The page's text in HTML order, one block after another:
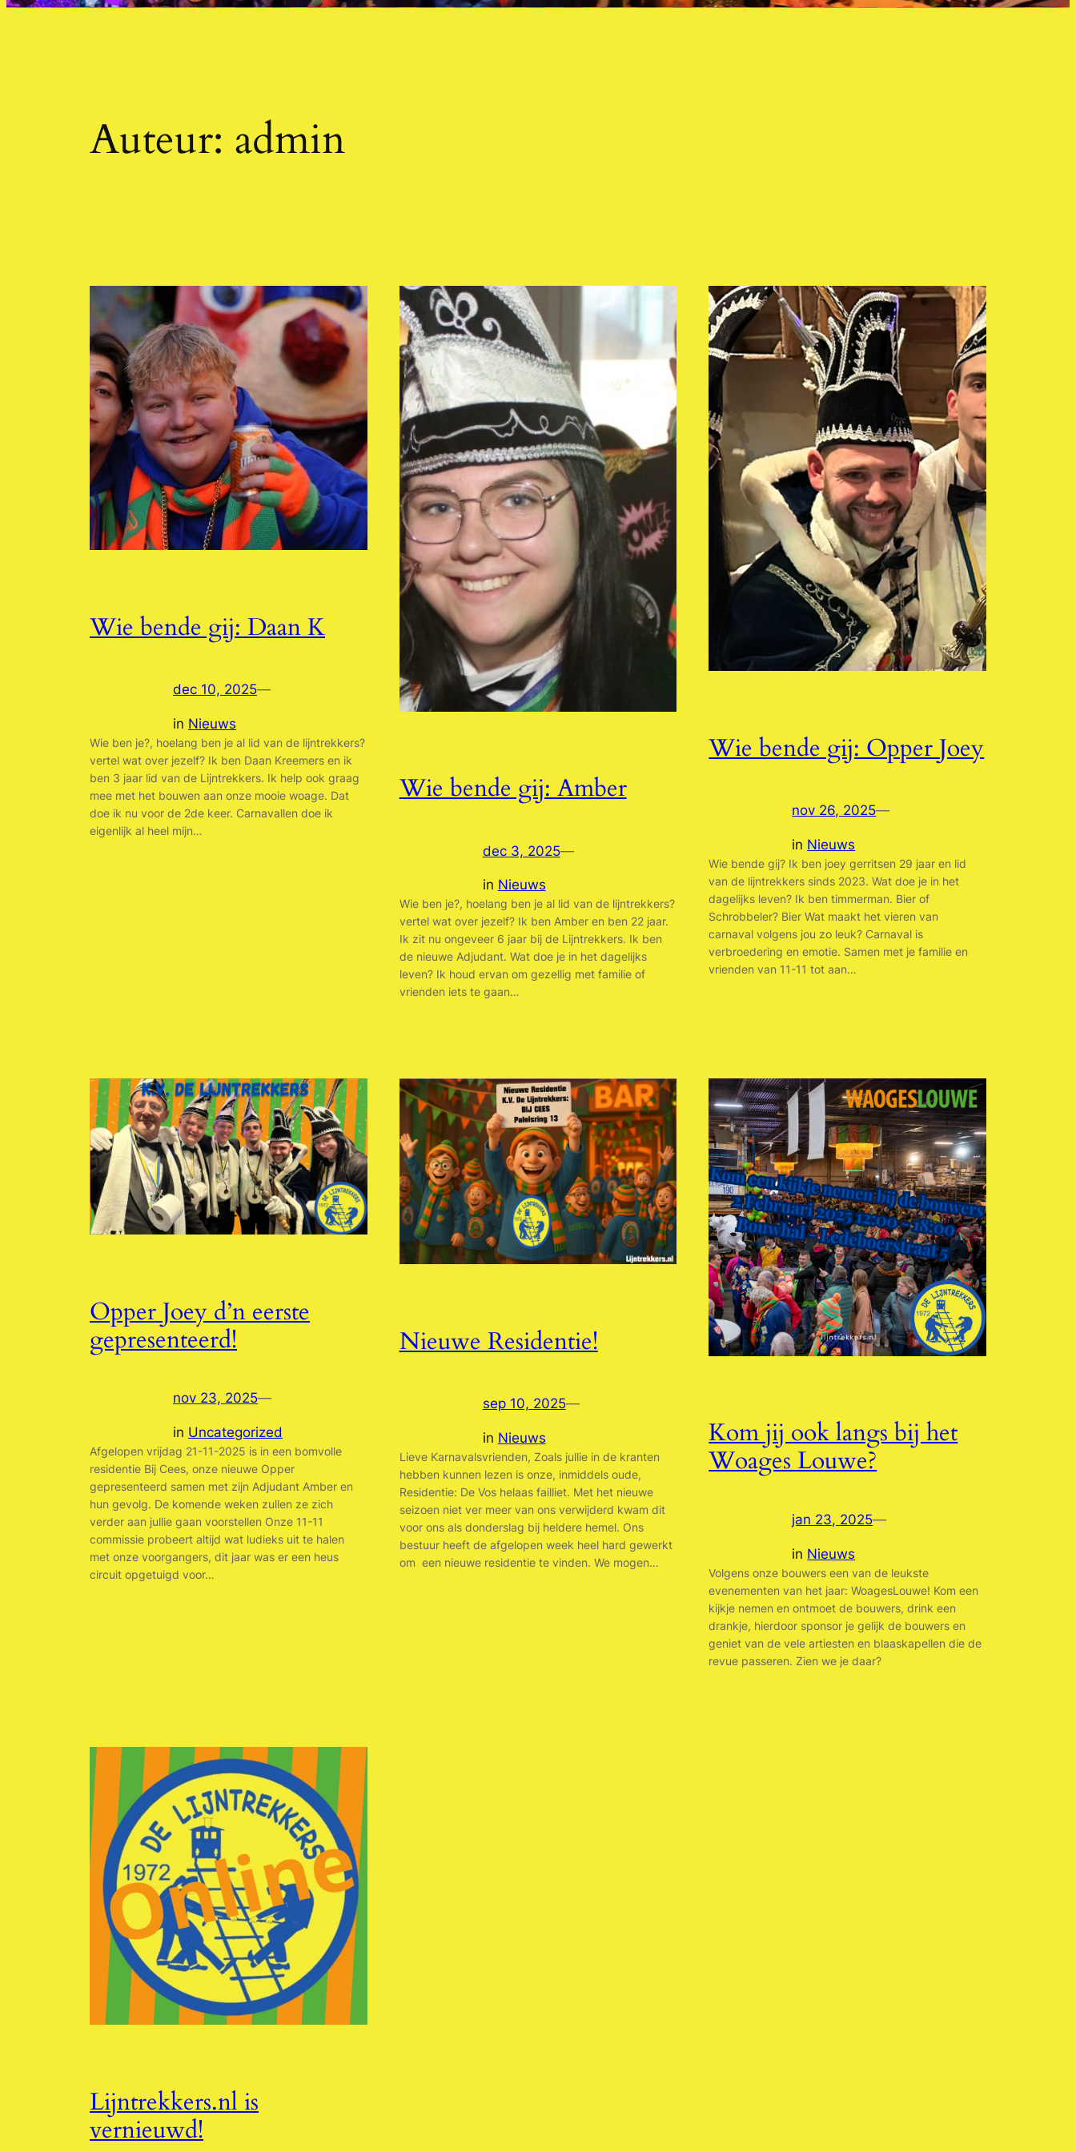
Auteur: admin
Wie bende gij: Daan K
dec 10, 2025—
in Nieuws
Wie ben je?, hoelang ben je al lid van de lijntrekkers?
vertel wat over jezelf? Ik ben Daan Kreemers en ik
ben 3 jaar lid van de Lijntrekkers. Ik help ook graag
mee met het bouwen aan onze mooie woage. Dat
doe ik nu voor de 2de keer. Carnavallen doe ik
eigenlijk al heel mijn…
Wie bende gij: Amber
dec 3, 2025—
in Nieuws
Wie ben je?, hoelang ben je al lid van de lijntrekkers?
vertel wat over jezelf? Ik ben Amber en ben 22 jaar.
Ik zit nu ongeveer 6 jaar bij de Lijntrekkers. Ik ben
de nieuwe Adjudant. Wat doe je in het dagelijks
leven? Ik houd ervan om gezellig met familie of
vrienden iets te gaan…
Wie bende gij: Opper Joey
nov 26, 2025—
in Nieuws
Wie bende gij? Ik ben joey gerritsen 29 jaar en lid
van de lijntrekkers sinds 2023. Wat doe je in het
dagelijks leven? Ik ben timmerman. Bier of
Schrobbeler? Bier Wat maakt het vieren van
carnaval volgens jou zo leuk? Carnaval is
verbroedering en emotie. Samen met je familie en
vrienden van 11-11 tot aan…
Opper Joey d’n eerste
gepresenteerd!
nov 23, 2025—
in Uncategorized
Afgelopen vrijdag 21-11-2025 is in een bomvolle
residentie Bij Cees, onze nieuwe Opper
gepresenteerd samen met zijn Adjudant Amber en
hun gevolg. De komende weken zullen ze zich
verder aan jullie gaan voorstellen Onze 11-11
commissie probeert altijd wat ludieks uit te halen
met onze voorgangers, dit jaar was er een heus
circuit opgetuigd voor…
Nieuwe Residentie!
sep 10, 2025—
in Nieuws
Lieve Karnavalsvrienden, Zoals jullie in de kranten
hebben kunnen lezen is onze, inmiddels oude,
Residentie: De Vos helaas failliet. Met het nieuwe
seizoen niet ver meer van ons verwijderd kwam dit
voor ons als donderslag bij heldere hemel. Ons
bestuur heeft de afgelopen week heel hard gewerkt
om een nieuwe residentie te vinden. We mogen…
Kom jij ook langs bij het
Woages Louwe?
jan 23, 2025—
in Nieuws
Volgens onze bouwers een van de leukste
evenementen van het jaar: WoagesLouwe! Kom een
kijkje nemen en ontmoet de bouwers, drink een
drankje, hierdoor sponsor je gelijk de bouwers en
geniet van de vele artiesten en blaaskapellen die de
revue passeren. Zien we je daar?
Lijntrekkers.nl is
vernieuwd!